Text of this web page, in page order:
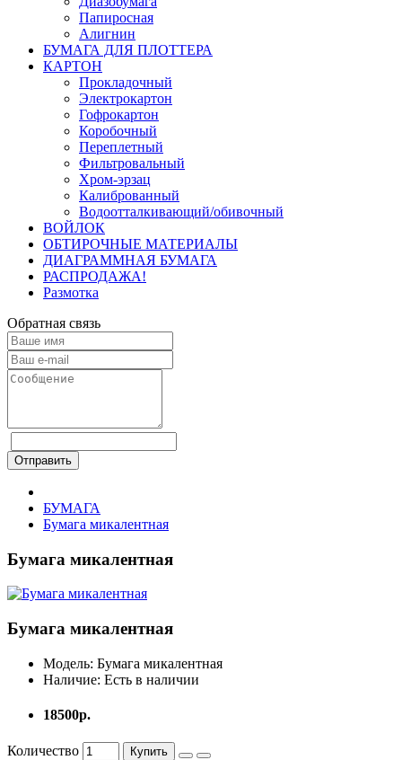
Папиросная
Алигнин
БУМАГА ДЛЯ ПЛОТТЕРА
КАРТОН
Прокладочный
Электрокартон
Гофрокартон
Коробочный
Переплетный
Фильтровальный
Хром-эрзац
Калиброванный
Водоотталкивающий/обивочный
ВОЙЛОК
ОБТИРОЧНЫЕ МАТЕРИАЛЫ
ДИАГРАММНАЯ БУМАГА
РАСПРОДАЖА!
Размотка
Обратная связь
Отправить
БУМАГА
Бумага микалентная
Бумага микалентная
Бумага микалентная
Модель: Бумага микалентная
Наличие: Есть в наличии
18500р.
Количество Купить